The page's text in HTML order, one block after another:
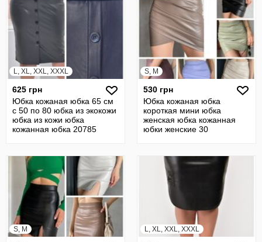
L, XL, XXL, XXXL
625 грн
Юбка кожаная юбка 65 см
с 50 по 80 юбка из экокожи
юбка из кожи юбка
кожанная юбка 20785
S, M
530 грн
Юбка кожаная юбка
короткая мини юбка
женская юбка кожанная
юбки женские 30
S, M L, XL, XXL, XXXL